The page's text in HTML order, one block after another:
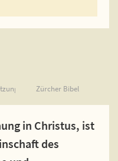
Zürcher Bibel
in Christus, ist
des